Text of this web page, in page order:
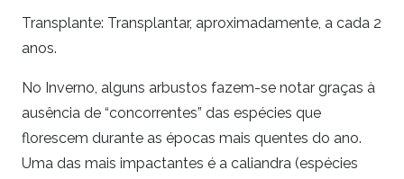
Transplante: Transplantar, aproximadamente, a cada 2
anos.
No Inverno, alguns arbustos fazem-se notar graças à
ausência de “concorrentes” das espécies que
florescem durante as épocas mais quentes do ano.
Uma das mais impactantes é a caliandra (espécies